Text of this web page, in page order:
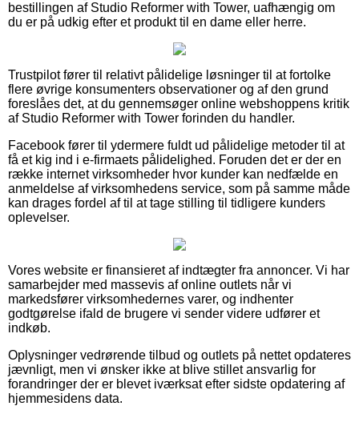
bestillingen af Studio Reformer with Tower, uafhængig om
du er på udkig efter et produkt til en dame eller herre.
Trustpilot fører til relativt pålidelige løsninger til at fortolke
flere øvrige konsumenters observationer og af den grund
foreslåes det, at du gennemsøger online webshoppens kritik
af Studio Reformer with Tower forinden du handler.
Facebook fører til ydermere fuldt ud pålidelige metoder til at
få et kig ind i e-firmaets pålidelighed. Foruden det er der en
række internet virksomheder hvor kunder kan nedfælde en
anmeldelse af virksomhedens service, som på samme måde
kan drages fordel af til at tage stilling til tidligere kunders
oplevelser.
Vores website er finansieret af indtægter fra annoncer. Vi har
samarbejder med massevis af online outlets når vi
markedsfører virksomhedernes varer, og indhenter
godtgørelse ifald de brugere vi sender videre udfører et
indkøb.
Oplysninger vedrørende tilbud og outlets på nettet opdateres
jævnligt, men vi ønsker ikke at blive stillet ansvarlig for
forandringer der er blevet iværksat efter sidste opdatering af
hjemmesidens data.